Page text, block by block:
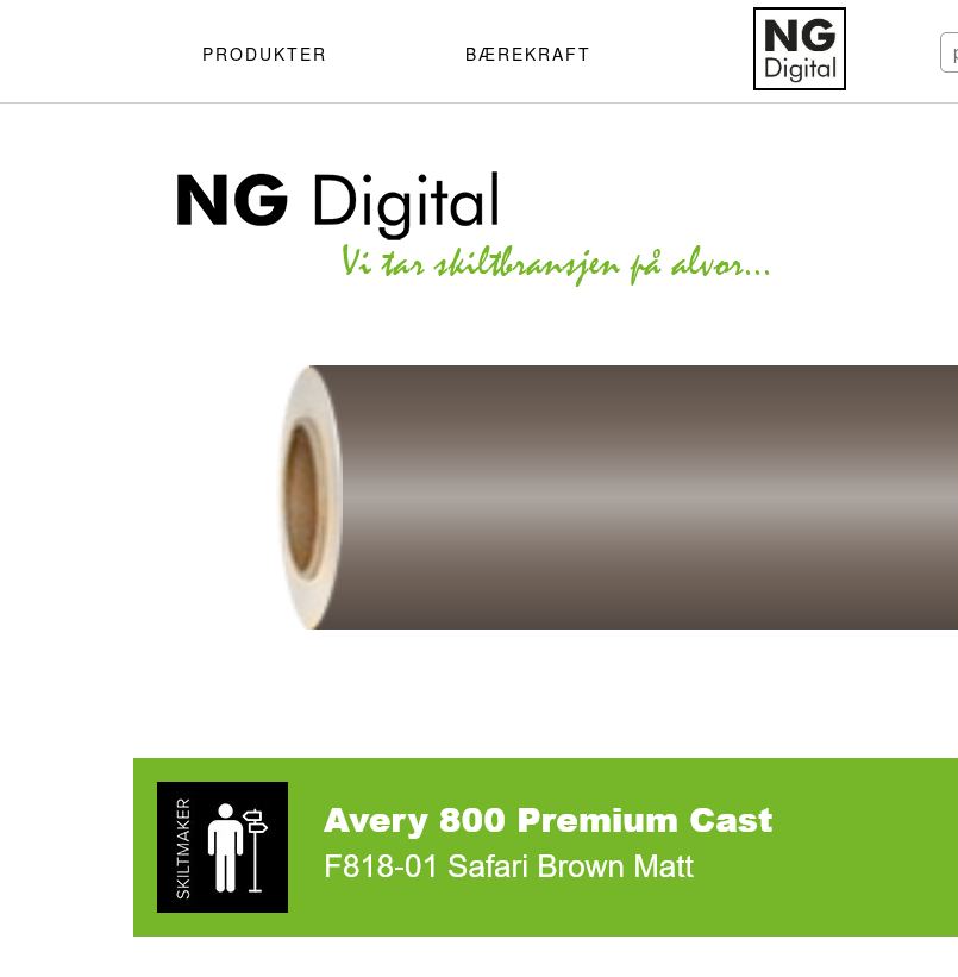
PRODUKTER BÆREKRAFT